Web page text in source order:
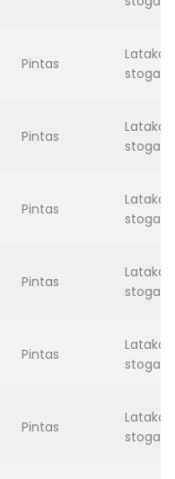
Pintas
stogas
Pintas
stogas
Pintas
stogas
Pintas
stogas
Pintas
stogas
Pintas
stogas